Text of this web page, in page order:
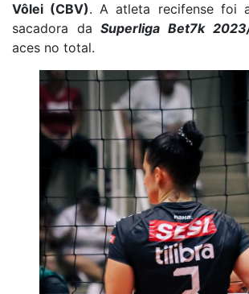
Vôlei (CBV). A atleta recifense foi
sacadora daSuperliga Bet7k
aces no total.